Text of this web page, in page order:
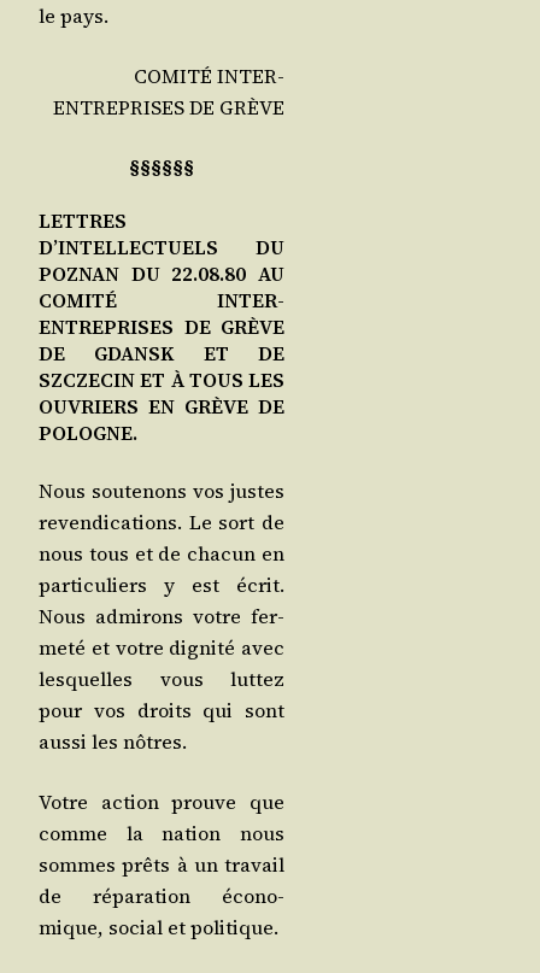
le pays.
COMITÉ INTER-
ENTREPRISES DE GRÈVE
§§§§§§
LETTRES
D’INTELLECTUELS DU
POZNAN DU 22.08.80 AU
COMITÉ INTER-
ENTREPRISES DE GRÈVE
DE GDANSK ET DE
SZCZECIN ET À TOUS LES
OUVRIERS EN GRÈVE DE
POLOGNE.
Nous sou­te­nons vos justes
reven­di­ca­tions. Le sort de
nous tous et de cha­cun en
par­ti­cu­liers y est écrit.
Nous admi­rons votre fer­
me­té et votre digni­té avec
les­quelles vous lut­tez
pour vos droits qui sont
aus­si les nôtres.
Votre action prouve que
comme la nation nous
sommes prêts à un tra­vail
de répa­ra­tion éco­no­
mique, social et politique.